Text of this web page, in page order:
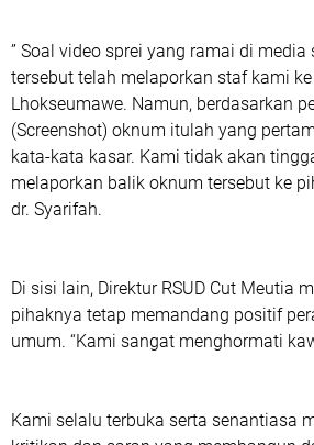
‎” Soal video sprei yang ramai di media
tersebut telah melaporkan staf kami
Lhokseumawe. Namun, berdasarkan
(Screenshot) oknum itulah yang
kata-kata kasar. Kami tidak akan
melaporkan balik oknum tersebut ke
dr. Syarifah.
‎Di sisi lain, Direktur RSUD Cut Meutia
pihaknya tetap memandang positif
umum. “Kami sangat menghormati
‎Kami selalu terbuka serta senantiasa